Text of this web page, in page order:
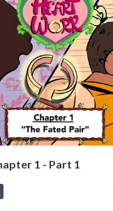
1 - Part 1